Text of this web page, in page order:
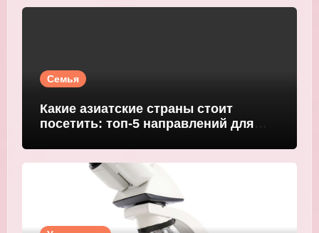
Семья
Какие азиатские страны стоит
посетить: топ-5 направлений для